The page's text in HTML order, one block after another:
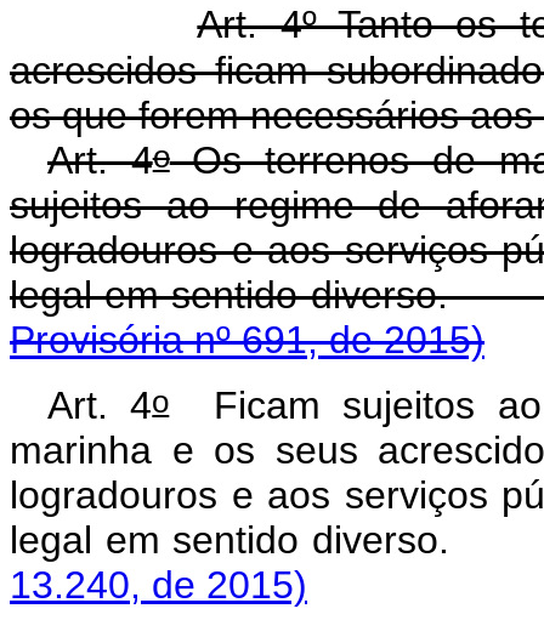
Art. 4º Tanto os
acrescidos ficam
os que forem necessários
Art. 4oOs terrenos de
sujeitos ao regime de
logradouros e aos serviços
legal em sentido diverso.
Provisória nº 691, de 2015)
Art. 4oFicam sujeitos ao
marinha e os seus
logradouros e aos serviços
legal em sentido
13.240, de 2015)